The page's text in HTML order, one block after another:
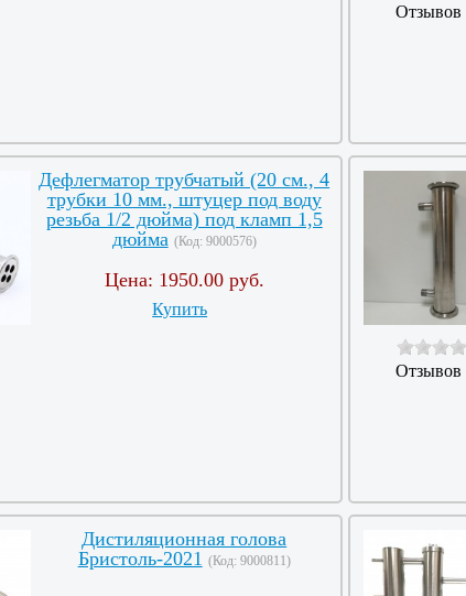
Отзывов
Дефлегматор трубчатый (20 см., 4
трубки 10 мм., штуцер под воду
резьба 1/2 дюйма) под кламп 1,5
дюйма (Код: 9000576)
Цена: 1950.00 руб.
Купить
Отзывов
Дистиляционная голова
Бристоль-2021 (Код: 9000811)